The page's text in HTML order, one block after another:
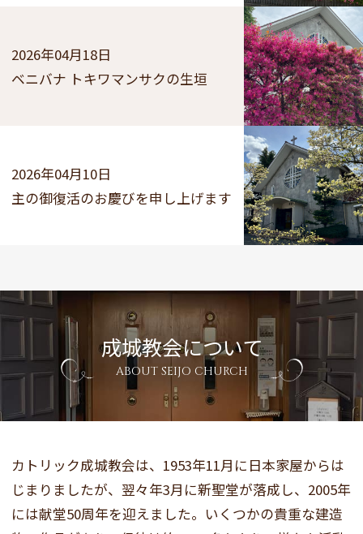
2026年04月18日
ベニバナ トキワマンサクの生垣
2026年04月10日
主の御復活のお慶びを申し上げます
成城教会について
ABOUT SEIJO CHURCH
カトリック成城教会は、1953年11月に日本家屋からは
じまりましたが、翌々年3月に新聖堂が落成し、2005年
には献堂50周年を迎えました。いくつかの貴重な建造